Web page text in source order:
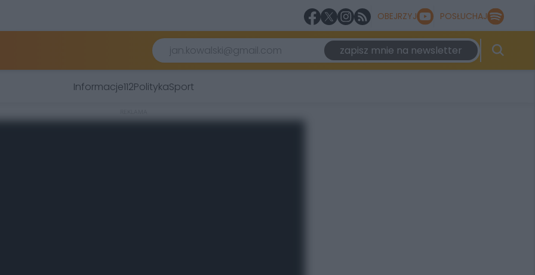
OBEJRZYJ POSŁUCHAJ
zapisz mnie na newsletter
Informacje112PolitykaSport